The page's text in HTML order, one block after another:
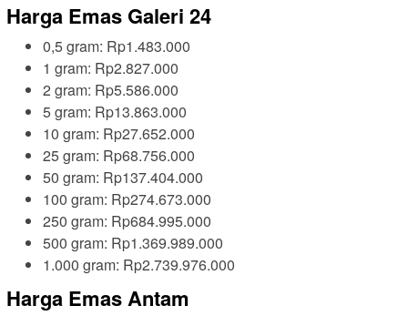
Harga Emas Galeri 24
0,5 gram: Rp1.483.000
1 gram: Rp2.827.000
2 gram: Rp5.586.000
5 gram: Rp13.863.000
10 gram: Rp27.652.000
25 gram: Rp68.756.000
50 gram: Rp137.404.000
100 gram: Rp274.673.000
250 gram: Rp684.995.000
500 gram: Rp1.369.989.000
1.000 gram: Rp2.739.976.000
Harga Emas Antam